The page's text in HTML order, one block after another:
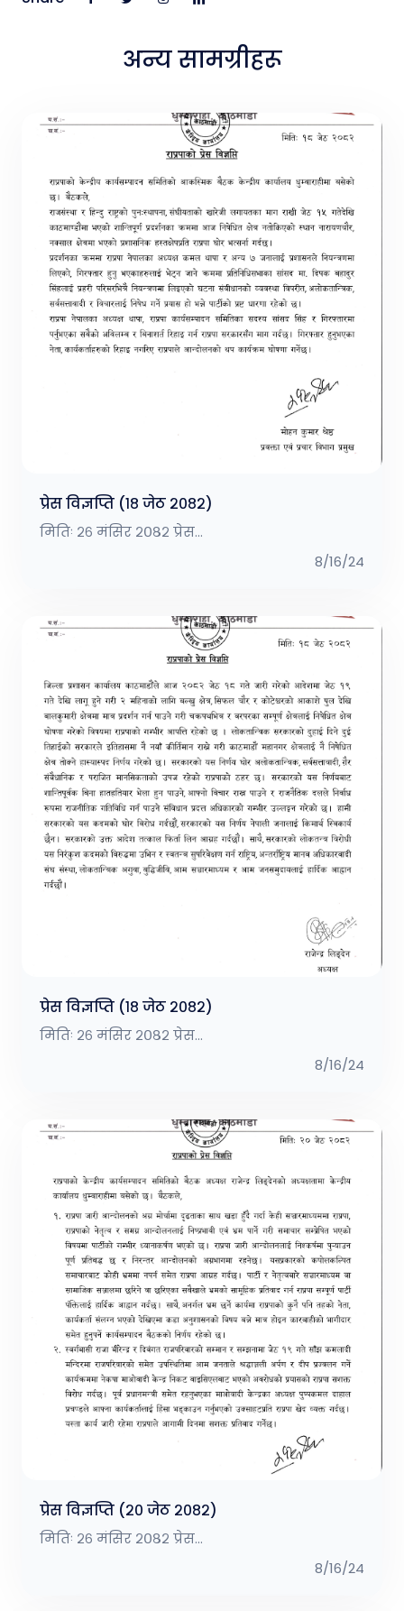
अन्य सामग्रीहरू
प्रेस विज्ञप्ति (१८ जेठ २०८२)
मितिः २६ मंसिर २०८२ प्रेस...
8/16/24
प्रेस विज्ञप्ति (१८ जेठ २०८२)
मितिः २६ मंसिर २०८२ प्रेस...
8/16/24
प्रेस विज्ञप्ति (२० जेठ २०८२)
मितिः २६ मंसिर २०८२ प्रेस...
8/16/24